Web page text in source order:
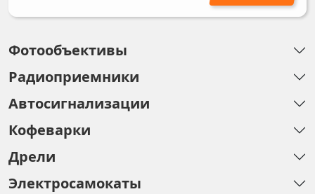
Фотообъективы
Радиоприемники
Автосигнализации
Кофеварки
Дрели
Электросамокаты